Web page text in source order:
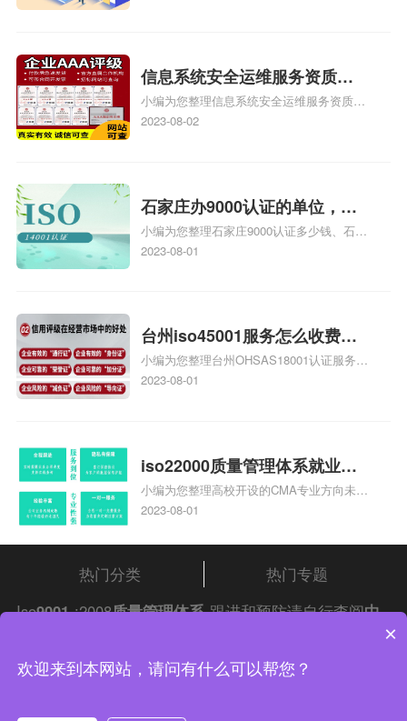
信息系统安全运维服务资质二
级费用，信息系统安全运维服
务资质二级
小编为您整理信息系统安全运维服务资质认
证证书机构有哪些、安全运维服务资质的费
体系认证知识，详情可查看下方正文！
2023-08-02
石家庄办9000认证的单位，石
家庄9000认证的公司
小编为您整理石家庄9000认证多少钱、石家
庄9000认证价格多少钱、石家庄9000认证
2023-08-01
台州iso45001服务怎么收费，
台州iso45001认证服务怎么收
费
小编为您整理台州OHSAS18001认证服务中
心哪家收费便宜、台州ISO9000认证，哪个
标准是什么相关iso体系认证知识，详情可
查看下方正文！
2023-08-01
iso22000质量管理体系就业方
向，质量管理与认证就业方向
小编为您整理高校开设的CMA专业方向未来
就业前景及就业方向如何、cma就业方向有
和cma未来就业方向、大学生考完cma，就
哪些就业方向相关iso体系认证知识，详情
可查看下方正文！
2023-08-01
热门分类
热门专题
Iso9001 :2008质量管理体系 跟进和预防请自行查阅中
中证集团体系认证 版权所有 Copyright © 2022
渝公网安备 50010502003954号
×
欢迎来到本网站，请问有什么可以帮您？